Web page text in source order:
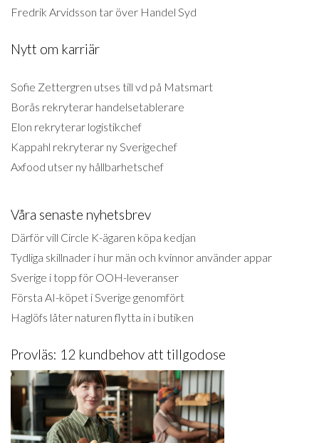
Fredrik Arvidsson tar över Handel Syd
Nytt om karriär
Sofie Zettergren utses till vd på Matsmart
Borås rekryterar handelsetablerare
Elon rekryterar logistikchef
Kappahl rekryterar ny Sverigechef
Axfood utser ny hållbarhetschef
Våra senaste nyhetsbrev
Därför vill Circle K-ägaren köpa kedjan
Tydliga skillnader i hur män och kvinnor använder appar
Sverige i topp för OOH-leveranser
Första AI-köpet i Sverige genomfört
Haglöfs låter naturen flytta in i butiken
Provläs: 12 kundbehov att tillgodose